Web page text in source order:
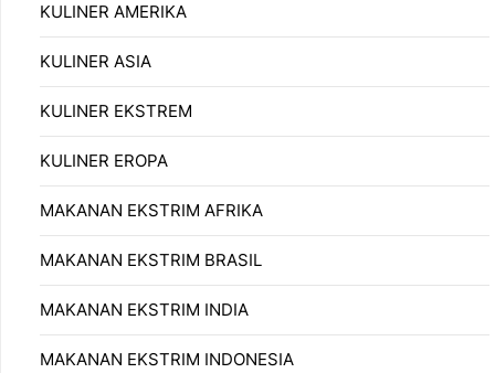
KULINER AMERIKA
KULINER ASIA
KULINER EKSTREM
KULINER EROPA
MAKANAN EKSTRIM AFRIKA
MAKANAN EKSTRIM BRASIL
MAKANAN EKSTRIM INDIA
MAKANAN EKSTRIM INDONESIA